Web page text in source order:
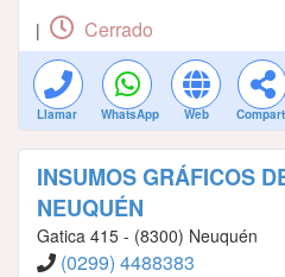
| Cerrado
Llamar WhatsApp Web
INSUMOS GRÁFICOS
NEUQUÉN
Gatica 415 - (8300) Neuquén
(0299) 4488383